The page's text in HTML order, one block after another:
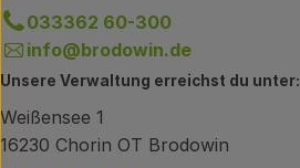
033362 60-300
info@brodowin.de
Unsere Verwaltung erreichst du unter:
Weißensee 1
16230 Chorin OT Brodowin